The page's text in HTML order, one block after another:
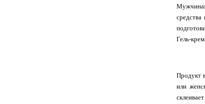
Гель-
Продукт
или